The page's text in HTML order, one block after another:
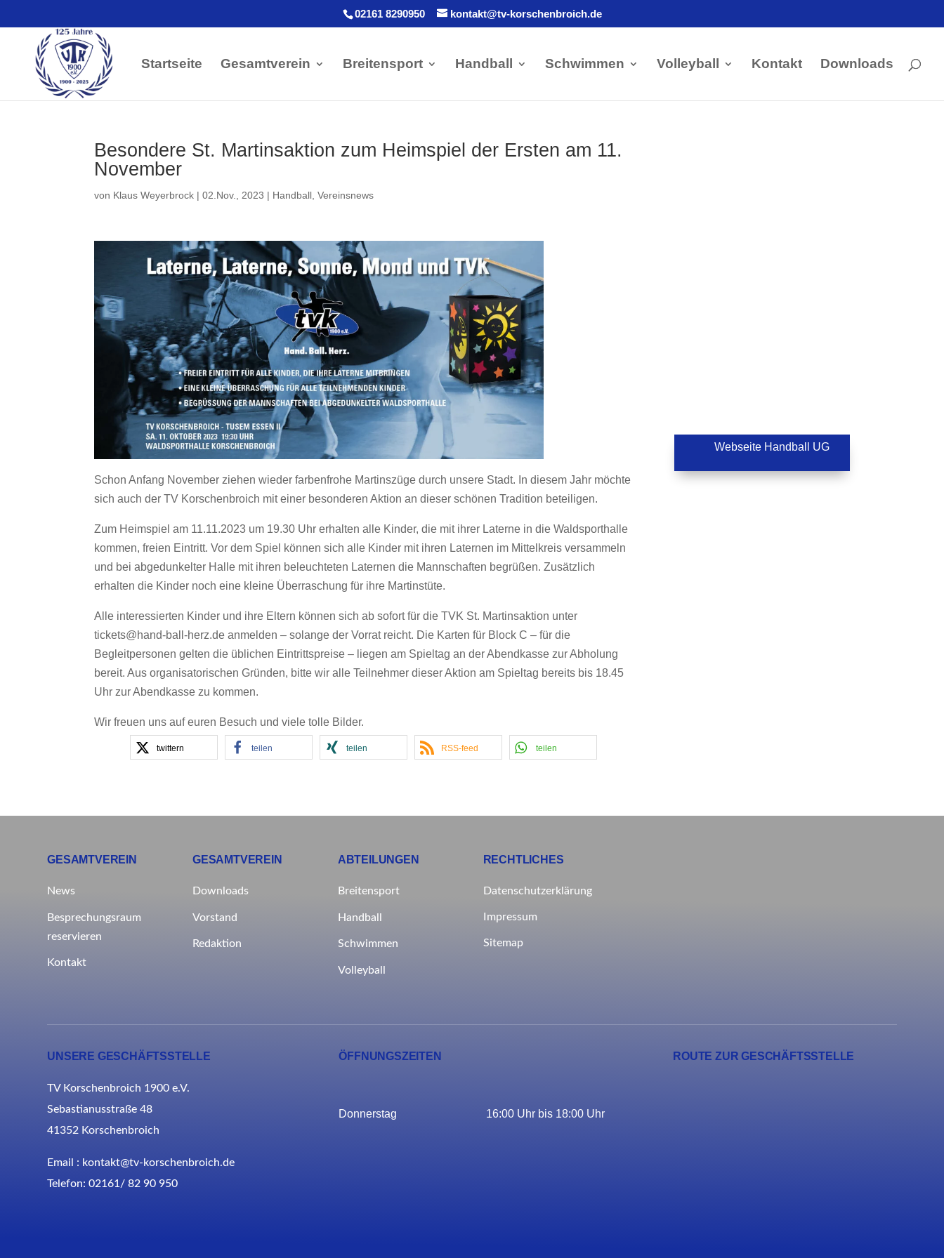
02161 8290950 kontakt@tv-korschenbroich.de
Startseite Gesamtverein Breitensport Handball Schwimmen Volleyball Kontakt Downloads
Besondere St. Martinsaktion zum Heimspiel der Ersten am 11.
November
von Klaus Weyerbrock |02.Nov., 2023 | Handball ,Vereinsnews
Schon Anfang November ziehen wieder farbenfrohe Martinszüge durch unsere Stadt. In diesem Jahr möchte
sich auch der TV Korschenbroich mit einer besonderen Aktion an dieser schönen Tradition beteiligen.
Zum Heimspiel am 11.11.2023 um 19.30 Uhr erhalten alle Kinder, die mit ihrer Laterne in die Waldsporthalle
kommen, freien Eintritt. Vor dem Spiel können sich alle Kinder mit ihren Laternen im Mittelkreis versammeln
und bei abgedunkelter Halle mit ihren beleuchteten Laternen die Mannschaften begrüßen. Zusätzlich
erhalten die Kinder noch eine kleine Überraschung für ihre Martinstüte.
Alle interessierten Kinder und ihre Eltern können sich ab sofort für die TVK St. Martinsaktion unter
tickets@hand-ball-herz.de anmelden – solange der Vorrat reicht. Die Karten für Block C – für die
Begleitpersonen gelten die üblichen Eintrittspreise – liegen am Spieltag an der Abendkasse zur Abholung
bereit. Aus organisatorischen Gründen, bitte wir alle Teilnehmer dieser Aktion am Spieltag bereits bis 18.45
Uhr zur Abendkasse zu kommen.
Wir freuen uns auf euren Besuch und viele tolle Bilder.
twittern teilen teilen RSS-feed teilen
Webseite Handball UG
GESAMTVEREIN
News
Besprechungsraum
reservieren
Kontakt
GESAMTVEREIN
Downloads
Vorstand
Redaktion
ABTEILUNGEN
Breitensport
Handball
Schwimmen
Volleyball
RECHTLICHES
Datenschutzerklärung
Impressum
Sitemap
UNSERE GESCHÄFTSSTELLE
TV Korschenbroich 1900 e.V.
Sebastianusstraße 48
41352 Korschenbroich
Email : kontakt@tv-korschenbroich.de
Telefon: 02161/ 82 90 950
ÖFFNUNGSZEITEN
Donnerstag 16:00 Uhr bis 18:00 Uhr
ROUTE ZUR GESCHÄFTSSTELLE